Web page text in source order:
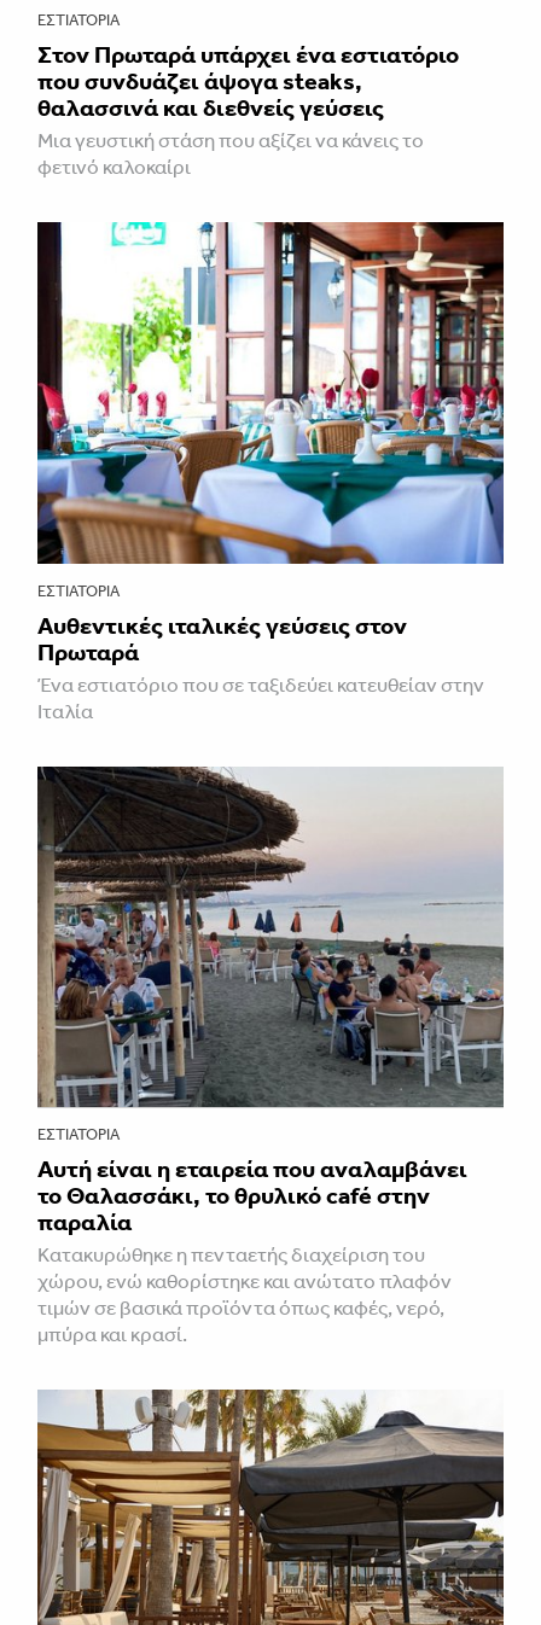
ΕΣΤΙΑΤΌΡΙΑ
Στον Πρωταρά υπάρχει ένα εστιατόριο
που συνδυάζει άψογα steaks,
θαλασσινά και διεθνείς γεύσεις
Μια γευστική στάση που αξίζει να κάνεις το
φετινό καλοκαίρι
ΕΣΤΙΑΤΌΡΙΑ
Αυθεντικές ιταλικές γεύσεις στον
Πρωταρά
Ένα εστιατόριο που σε ταξιδεύει κατευθείαν στην
Ιταλία
ΕΣΤΙΑΤΌΡΙΑ
Αυτή είναι η εταιρεία που αναλαμβάνει
το Θαλασσάκι, το θρυλικό café στην
παραλία
Κατακυρώθηκε η πενταετής διαχείριση του
χώρου, ενώ καθορίστηκε και ανώτατο πλαφόν
τιμών σε βασικά προϊόντα όπως καφές, νερό,
μπύρα και κρασί.